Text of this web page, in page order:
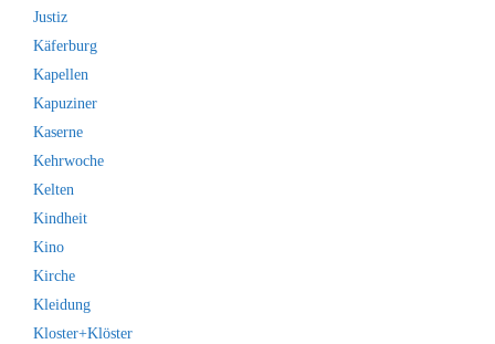
Justiz
Käferburg
Kapellen
Kapuziner
Kaserne
Kehrwoche
Kelten
Kindheit
Kino
Kirche
Kleidung
Kloster+Klöster